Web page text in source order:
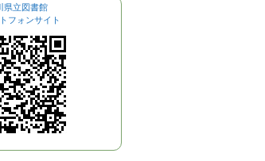
県立図書館
フォンサイト